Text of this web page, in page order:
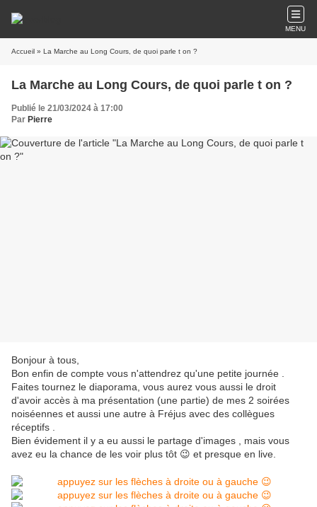
MENU
Accueil » La Marche au Long Cours, de quoi parle t on ?
La Marche au Long Cours, de quoi parle t on ?
Publié le 21/03/2024 à 17:00
Par Pierre
Bonjour à tous,
Bon enfin de compte vous n'attendrez qu'une petite journée .
Faites tournez le diaporama, vous aurez vous aussi le droit
d'avoir accès à ma présentation (une partie) de mes 2 soirées
noiséennes et aussi une autre à Fréjus avec des collègues
réceptifs .
Bien évidement il y a eu aussi le partage d'images , mais vous
avez eu la chance de les voir plus tôt 😉 et presque en live.